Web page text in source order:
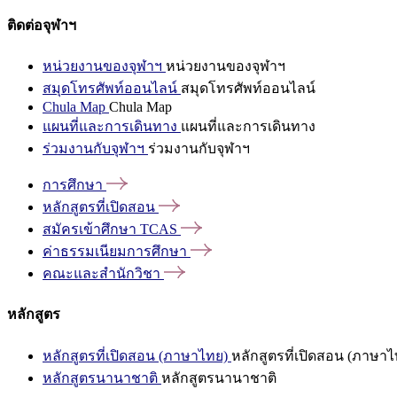
ติดต่อจุฬาฯ
หน่วยงานของจุฬาฯ หน่วยงานของจุฬาฯ
สมุดโทรศัพท์ออนไลน์ สมุดโทรศัพท์ออนไลน์
Chula Map Chula Map
แผนที่และการเดินทาง แผนที่และการเดินทาง
ร่วมงานกับจุฬาฯ ร่วมงานกับจุฬาฯ
การศึกษา
หลักสูตรที่เปิดสอน
สมัครเข้าศึกษา TCAS
ค่าธรรมเนียมการศึกษา
คณะและสำนักวิชา
หลักสูตร
หลักสูตรที่เปิดสอน (ภาษาไทย) หลักสูตรที่เปิดสอน (ภาษาไ
หลักสูตรนานาชาติ หลักสูตรนานาชาติ